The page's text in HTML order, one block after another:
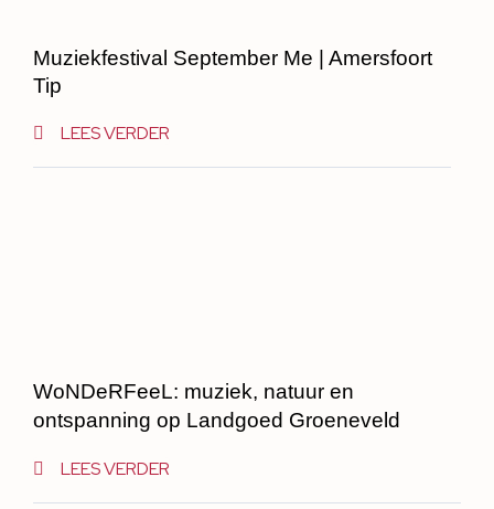
Muziekfestival September Me | Amersfoort
Tip
LEES VERDER
WoNDeRFeeL: muziek, natuur en
ontspanning op Landgoed Groeneveld
LEES VERDER